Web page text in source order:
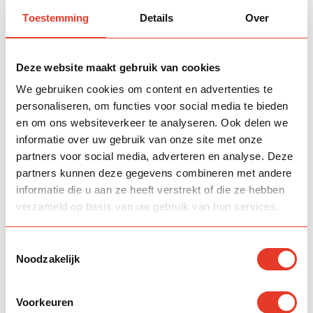
Toestemming Details Over
Deze website maakt gebruik van cookies
We gebruiken cookies om content en advertenties te
personaliseren, om functies voor social media te bieden
en om ons websiteverkeer te analyseren. Ook delen we
informatie over uw gebruik van onze site met onze
partners voor social media, adverteren en analyse. Deze
partners kunnen deze gegevens combineren met andere
informatie die u aan ze heeft verstrekt of die ze hebben
verzameld op basis van uw gebruik van hun services.
Noodzakelijk
Voorkeuren
17:30 20:43
Tuesday 25 August
04:23 13:38 17:29 20:41 22:42
Wednesday 26 August
04:26 13:38 17:27 20:39 22:39
04:29 22:36